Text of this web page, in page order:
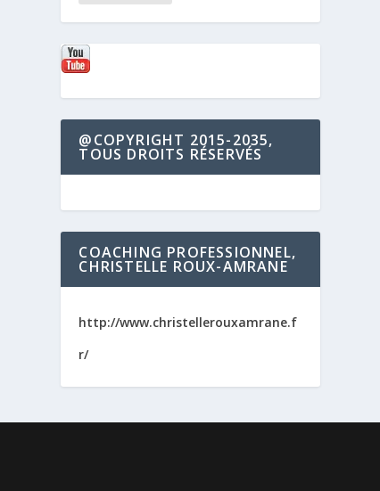
@COPYRIGHT 2015-2035,
TOUS DROITS RÉSERVÉS
COACHING PROFESSIONNEL,
CHRISTELLE ROUX-AMRANE
http://www.christellerouxamrane.f
r/